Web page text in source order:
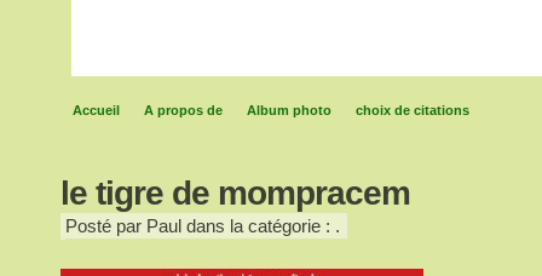
Accueil A propos de Album photo choix de citations
le tigre de mompracem
Posté par Paul dans la catégorie : .